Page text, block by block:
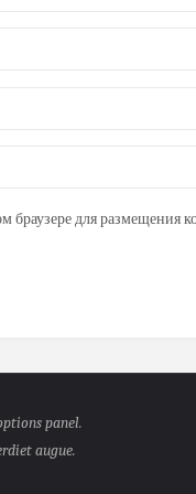
браузере для размещения
panel.
augue.